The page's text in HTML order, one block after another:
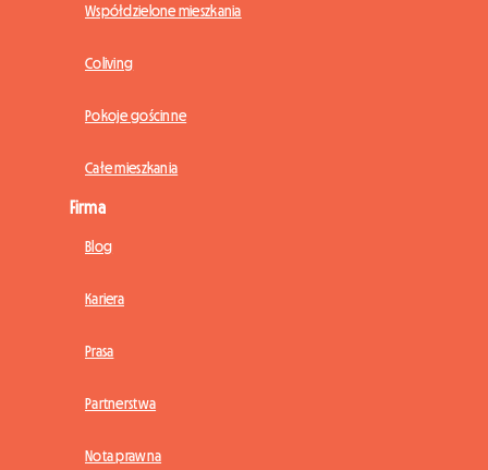
Współdzielone mieszkania
Coliving
Pokoje gościnne
Całe mieszkania
Firma
Blog
Kariera
Prasa
Partnerstwa
Nota prawna